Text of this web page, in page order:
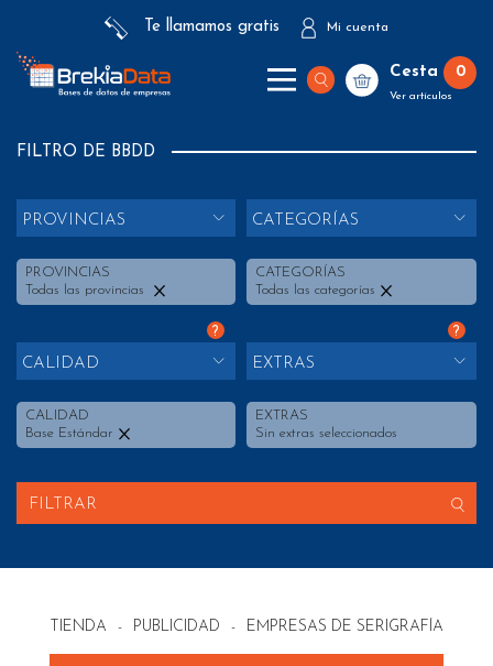
Te llamamos gratis Mi cuenta
Cesta 0
Ver artículos
FILTRO DE BBDD
PROVINCIAS
PROVINCIAS
Todas las provincias
CATEGORÍAS
CATEGORÍAS
Todas las categorías
?
CALIDAD
CALIDAD
Base Estándar
?
EXTRAS
EXTRAS
Sin extras seleccionados
FILTRAR
TIENDA - PUBLICIDAD - EMPRESAS DE SERIGRAFÍA EN